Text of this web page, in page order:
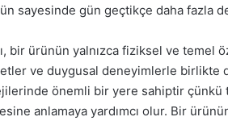
sayesinde gün geçtikçe daha fazla
bir ürünün yalnızca fiziksel ve temel
ve duygusal deneyimlerle birlikte
önemli bir yere sahiptir çünkü
anlamaya yardımcı olur. Bir